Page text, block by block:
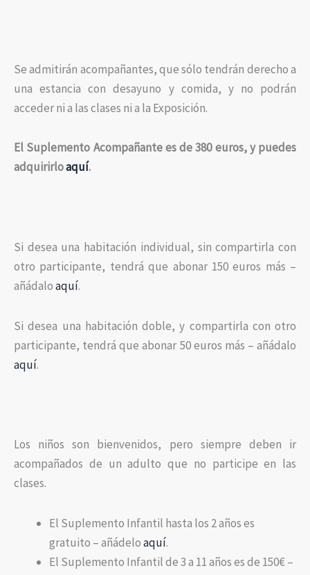
Se admitirán acompañantes, que sólo tendrán derecho a
una estancia con desayuno y comida, y no podrán
acceder ni a las clases ni a la Exposición.
El Suplemento Acompañante es de 380 euros, y puedes
adquirirloaquí.
Si desea una habitación individual, sin compartirla con
otro participante, tendrá que abonar 150 euros más –
añádaloaquí.
Si desea una habitación doble, y compartirla con otro
participante, tendrá que abonar 50 euros más – añádalo
aquí.
Los niños son bienvenidos, pero siempre deben ir
acompañados de un adulto que no participe en las
clases.
El Suplemento Infantil hasta los 2 años es
gratuito – añádeloaquí.
El Suplemento Infantil de 3 a 11 años es de 150€ –